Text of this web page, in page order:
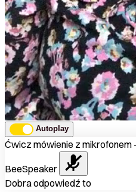
Autoplay
Ćwicz mówienie z mikrofonem
BeeSpeaker
Dobra odpowiedź to